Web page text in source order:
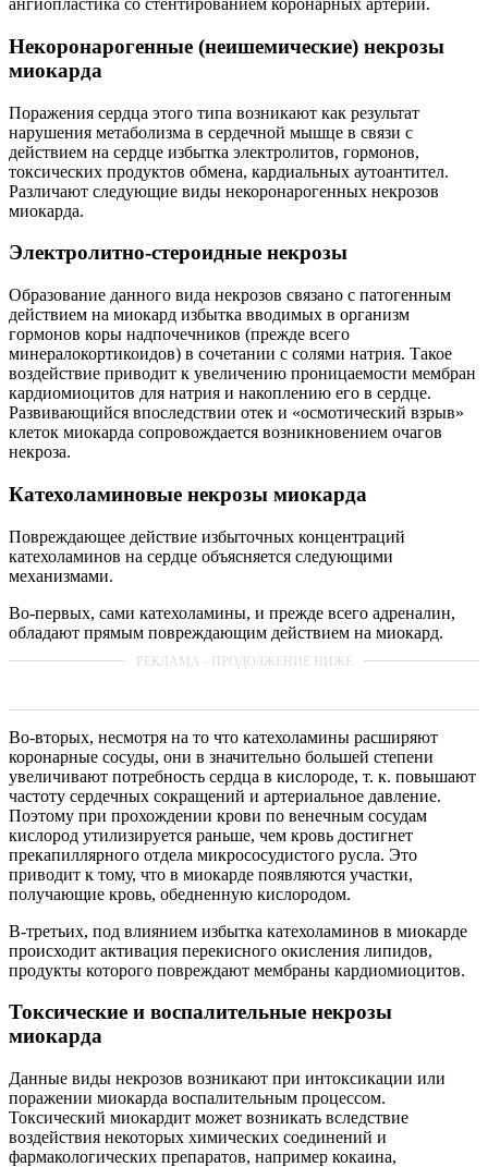
ангиопластика со стентированием коронарных артерий.
Некоронарогенные (неишемические) некрозы
миокарда
Поражения сердца этого типа возникают как результат
нарушения метаболизма в сердечной мышце в связи с
действием на сердце избытка электролитов, гормонов,
токсических продуктов обмена, кардиальных аутоантител.
Различают следующие виды некоронарогенных некрозов
миокарда.
Электролитно-стероидные некрозы
Образование данного вида некрозов связано с патогенным
действием на миокард избытка вводимых в организм
гормонов коры надпочечников (прежде всего
минералокортикоидов) в сочетании с солями натрия. Такое
воздействие приводит к увеличению проницаемости мембран
кардиомиоцитов для натрия и накоплению его в сердце.
Развивающийся впоследствии отек и «осмотический взрыв»
клеток миокарда сопровождается возникновением очагов
некроза.
Катехоламиновые некрозы миокарда
Повреждающее действие избыточных концентраций
катехоламинов на сердце объясняется следующими
механизмами.
Во-первых, сами катехоламины, и прежде всего адреналин,
обладают прямым повреждающим действием на миокард.
Во-вторых, несмотря на то что катехоламины расширяют
коронарные сосуды, они в значительно большей степени
увеличивают потребность сердца в кислороде, т. к. повышают
частоту сердечных сокращений и артериальное давление.
Поэтому при прохождении крови по венечным сосудам
кислород утилизируется раньше, чем кровь достигнет
прекапиллярного отдела микрососудистого русла. Это
приводит к тому, что в миокарде появляются участки,
получающие кровь, обедненную кислородом.
В-третьих, под влиянием избытка катехоламинов в миокарде
происходит активация перекисного окисления липидов,
продукты которого повреждают мембраны кардиомиоцитов.
Токсические и воспалительные некрозы
миокарда
Данные виды некрозов возникают при интоксикации или
поражении миокарда воспалительным процессом.
Токсический миокардит может возникать вследствие
воздействия некоторых химических соединений и
фармакологических препаратов, например кокаина,